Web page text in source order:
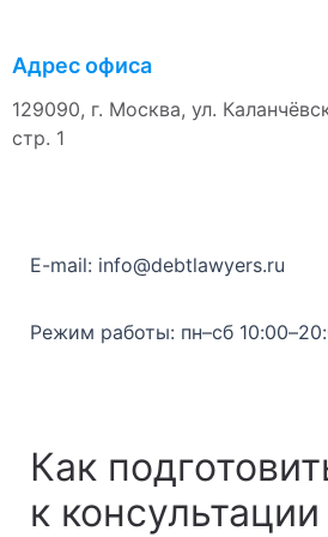
Адрес офиса
129090, г. Москва, ул.
стр. 1
E-mail: info@debtlawyers.ru
Режим работы: пн–сб
Как
к консультации